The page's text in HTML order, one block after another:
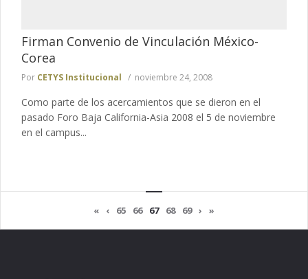
Firman Convenio de Vinculación México-
Corea
Por CETYS Institucional noviembre 24, 2008
Como parte de los acercamientos que se dieron en el
pasado Foro Baja California-Asia 2008 el 5 de noviembre
en el campus...
« ‹ 65 66 67 68 69 › »